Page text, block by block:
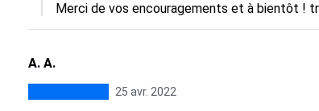
Merci de vos encouragements et à bientôt !
A. A.
25 avr. 2022